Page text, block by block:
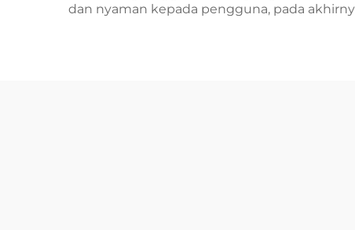
dan nyaman kepada pengguna, pada